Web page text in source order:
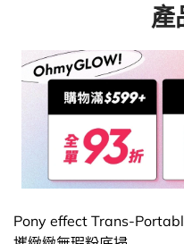
產
Pony effect Trans-